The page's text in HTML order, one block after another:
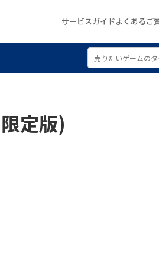
サービスガイドよくあるご
定版)